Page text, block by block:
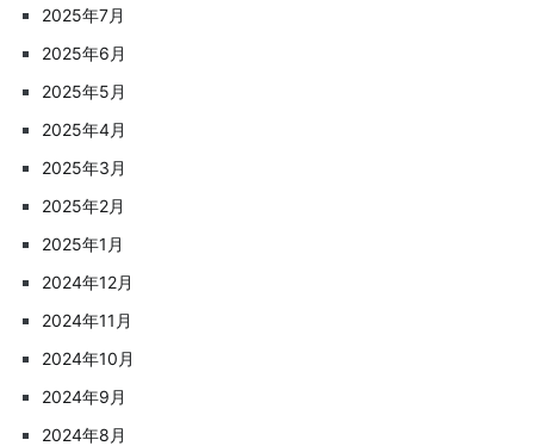
2025年7月
2025年6月
2025年5月
2025年4月
2025年3月
2025年2月
2025年1月
2024年12月
2024年11月
2024年10月
2024年9月
2024年8月